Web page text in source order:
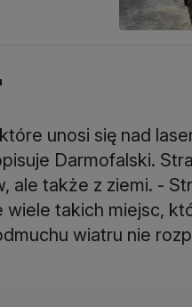
unosi się nad
Darmofalski.
ale także z ziemi. -
takich miejsc,
wiatru nie